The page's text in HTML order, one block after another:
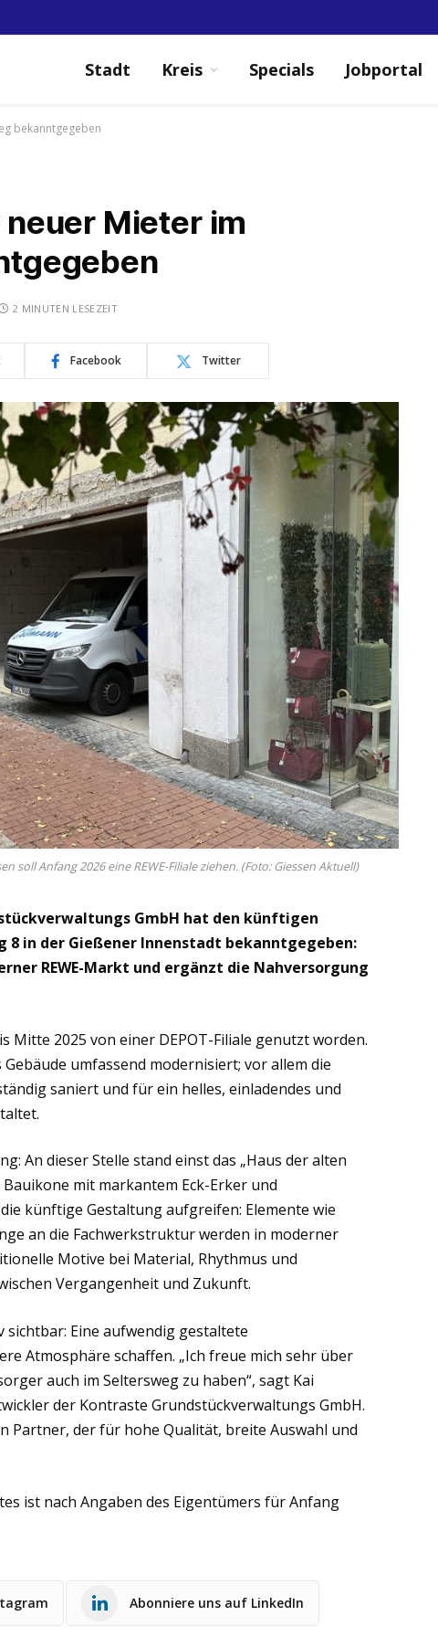
Stadt Kreis Specials Jobportal
bekanntgegeben
Mieter im
2 MINUTEN LESEZEIT
Facebook Twitter
soll Anfang 2026 eine REWE-Filiale ziehen. (Foto: Giessen Aktuell)
GmbH hat den künftigen
in der Gießener Innenstadt bekanntgegeben:
REWE-Markt und ergänzt die Nahversorgung
Mitte 2025 von einer DEPOT-Filiale genutzt worden.
umfassend modernisiert; vor allem die
saniert und für ein helles, einladendes und
An dieser Stelle stand einst das „Haus der alten
mit markantem Eck-Erker und
künftige Gestaltung aufgreifen: Elemente wie
an die Fachwerkstruktur werden in moderner
Motive bei Material, Rhythmus und
Vergangenheit und Zukunft.
Eine aufwendig gestaltete
Atmosphäre schaffen. „Ich freue mich sehr über
auch im Seltersweg zu haben“, sagt Kai
der Kontraste Grundstückverwaltungs GmbH.
Partner, der für hohe Qualität, breite Auswahl und
ist nach Angaben des Eigentümers für Anfang
Abonniere uns auf LinkedIn